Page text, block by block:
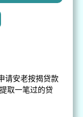
请安老按揭贷款
取一笔过的贷